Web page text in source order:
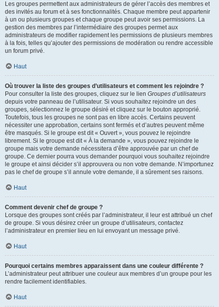
Les groupes permettent aux administrateurs de gérer l’accès des membres et
des invités au forum et à ses fonctionnalités. Chaque membre peut appartenir
à un ou plusieurs groupes et chaque groupe peut avoir ses permissions. La
gestion des membres par l’intermédiaire des groupes permet aux
administrateurs de modifier rapidement les permissions de plusieurs membres
à la fois, telles qu’ajouter des permissions de modération ou rendre accessible
un forum privé.
Haut
Où trouver la liste des groupes d’utilisateurs et comment les rejoindre ?
Pour consulter la liste des groupes, cliquez sur le lien Groupes d’utilisateurs
depuis votre panneau de l’utilisateur. Si vous souhaitez rejoindre un des
groupes, sélectionnez le groupe désiré et cliquez sur le bouton approprié.
Toutefois, tous les groupes ne sont pas en libre accès. Certains peuvent
nécessiter une approbation, certains sont fermés et d’autres peuvent même
être masqués. Si le groupe est dit « Ouvert », vous pouvez le rejoindre
librement. Si le groupe est dit « À la demande », vous pouvez rejoindre le
groupe mais votre demande nécessitera d’être approuvée par un chef de
groupe. Ce dernier pourra vous demander pourquoi vous souhaitez rejoindre
le groupe et ainsi décider s’il approuvera ou non votre demande. N’importunez
pas le chef de groupe s’il annule votre demande, il a sûrement ses raisons.
Haut
Comment devenir chef de groupe ?
Lorsque des groupes sont créés par l’administrateur, il leur est attribué un chef
de groupe. Si vous désirez créer un groupe d’utilisateurs, contactez
l’administrateur en premier lieu en lui envoyant un message privé.
Haut
Pourquoi certains membres apparaissent dans une couleur différente ?
L’administrateur peut attribuer une couleur aux membres d’un groupe pour les
rendre facilement identifiables.
Haut